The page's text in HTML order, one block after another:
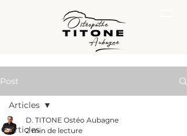
Post
Articles
Articles
D. TITONE Ostéo Aubagne
2 min de lecture